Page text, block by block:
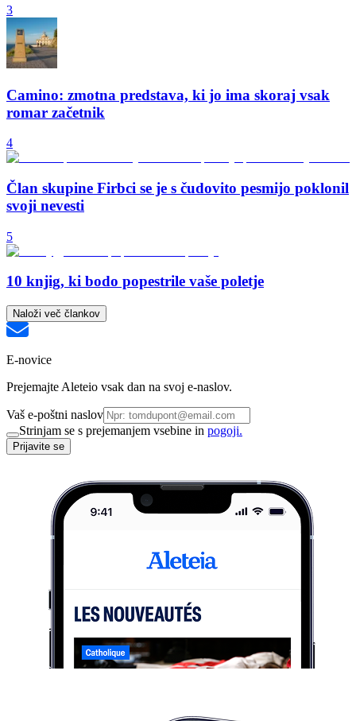
3
Camino: zmotna predstava, ki jo ima skoraj vsak
romar začetnik
4
Član skupine Firbci se je s čudovito pesmijo poklonil
svoji nevesti
5
10 knjig, ki bodo popestrile vaše poletje
Naloži več člankov
E-novice
Prejemajte Aleteio vsak dan na svoj e-naslov.
Vaš e-poštni naslov
Strinjam se s prejemanjem vsebine in pogoji.
Prijavite se